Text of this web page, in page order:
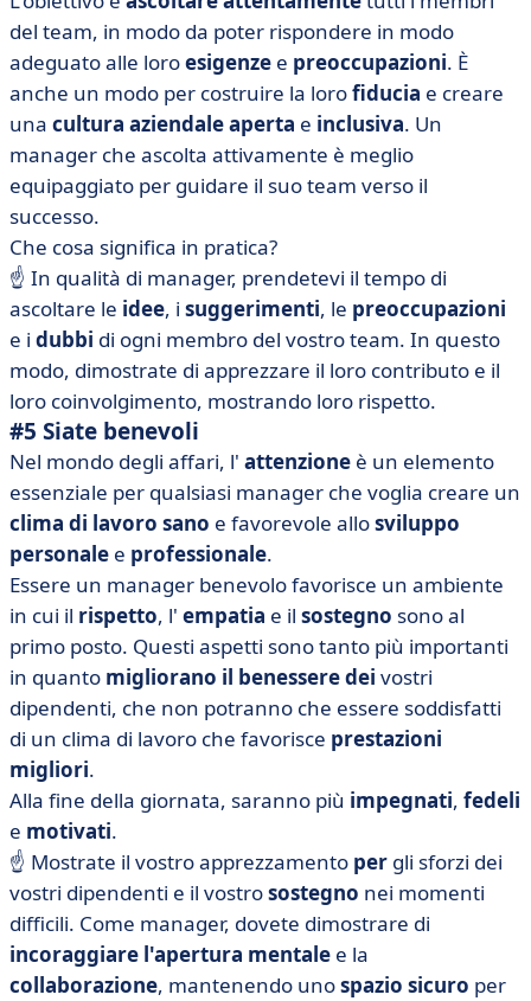
del team, in modo da poter rispondere in modo
adeguato alle loroesigenze e preoccupazioni. È
anche un modo per costruire la lorofiducia e creare
una cultura aziendale aperta e inclusiva. Un
manager che ascolta attivamente è meglio
equipaggiato per guidare il suo team verso il
successo.
Che cosa significa in pratica?
☝️ In qualità di manager, prendetevi il tempo di
ascoltare le idee, i suggerimenti, le preoccupazioni
e i dubbi di ogni membro del vostro team. In questo
modo, dimostrate di apprezzare il loro contributo e il
loro coinvolgimento, mostrando loro rispetto.
#5 Siate benevoli
Nel mondo degli affari, l' attenzione è un elemento
essenziale per qualsiasi manager che voglia creare un
clima di lavoro sano e favorevole allosviluppo
personale e professionale.
Essere un manager benevolo favorisce un ambiente
in cui il rispetto, l' empatia e il sostegno sono al
primo posto. Questi aspetti sono tanto più importanti
in quanto migliorano il benessere dei vostri
dipendenti, che non potranno che essere soddisfatti
di un clima di lavoro che favorisce prestazioni
migliori.
Alla fine della giornata, saranno più impegnati, fedeli
e motivati.
☝️ Mostrate il vostro apprezzamento per gli sforzi dei
vostri dipendenti e il vostrosostegno nei momenti
difficili. Come manager, dovete dimostrare di
incoraggiare l'apertura mentale e la
collaborazione, mantenendo unospazio sicuro per